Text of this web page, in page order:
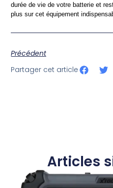
durée de vie de votre batterie et
plus sur cet équipement
Précédent
Partager cet article
Articles